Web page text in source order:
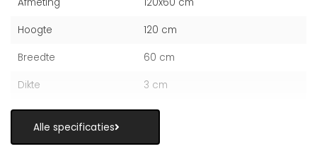
Afmeting 120x60 cm
Hoogte 120 cm
Breedte 60 cm
Dikte 3 cm
Alle specificaties